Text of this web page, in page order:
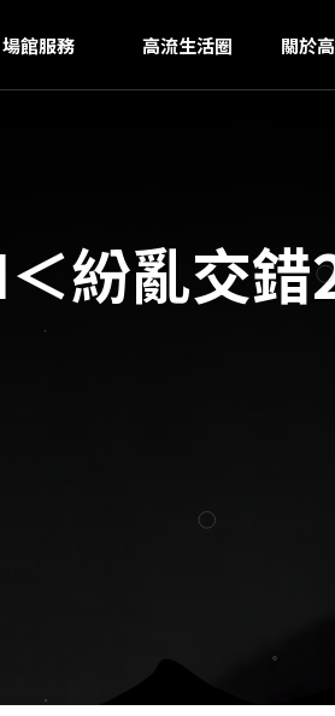
場館服務 高流生活圈 關於
紛亂交